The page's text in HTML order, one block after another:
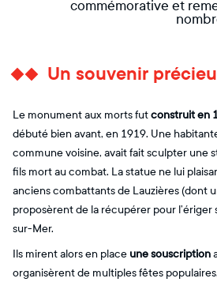
commémorative et
Un souvenir
Le monument aux morts futconstruit en
débuté bien avant, en 1919. Une
commune voisine, avait fait sculpter une
fils mort au combat. La statue ne lui
anciens combattants de Lauzières (dont
proposèrent de la récupérer pour
sur-Mer.
Ils mirent alors en place une souscription
organisèrent de multiples fêtes